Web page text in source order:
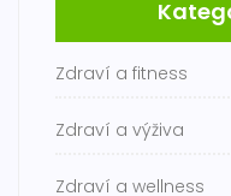
Zdraví a fitness
Zdraví a výživa
Zdraví a wellness